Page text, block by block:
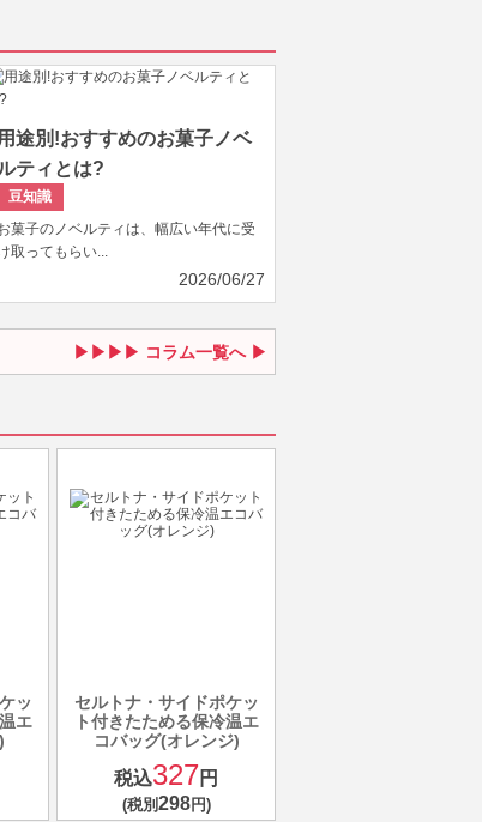
用途別!おすすめのお菓子ノベ
ティとは?
豆知識
菓子のノベルティは、幅広い年代に受
取ってもらい...
2026/06/27
コラム一覧へ
ッ
エ
セルトナ・サイドポケッ
ト付きたためる保冷温エ
コバッグ(オレンジ)
税込327円
(税別298円)